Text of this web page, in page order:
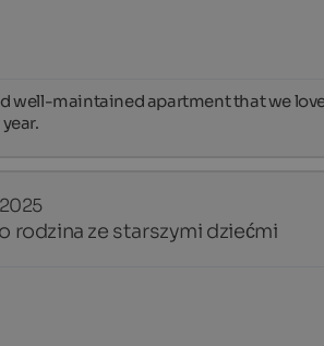
well-maintained apartment that we
rodzina ze starszymi dziećmi